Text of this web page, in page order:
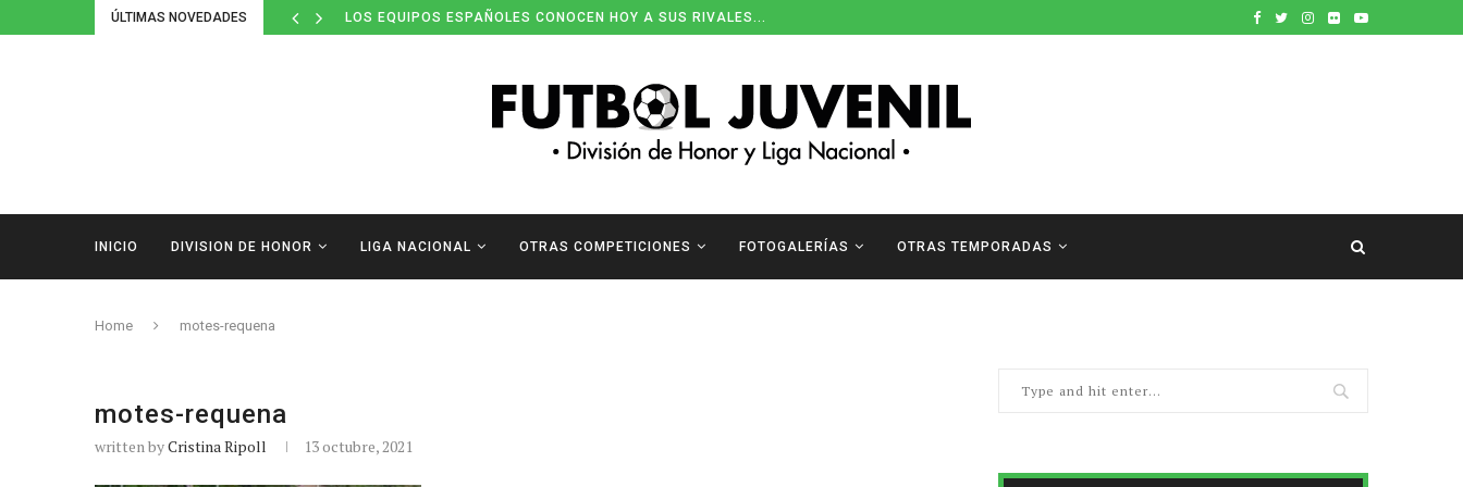
ÚLTIMAS NOVEDADES LOS EQUIPOS ESPAÑOLES CONOCEN HOY A SUS RIVALES...
INICIO DIVISION DE HONOR LIGA NACIONAL OTRAS COMPETICIONES FOTOGALERÍAS OTRAS TEMPORADAS
Home motes-requena
motes-requena
written byCristina Ripoll 13 octubre, 2021